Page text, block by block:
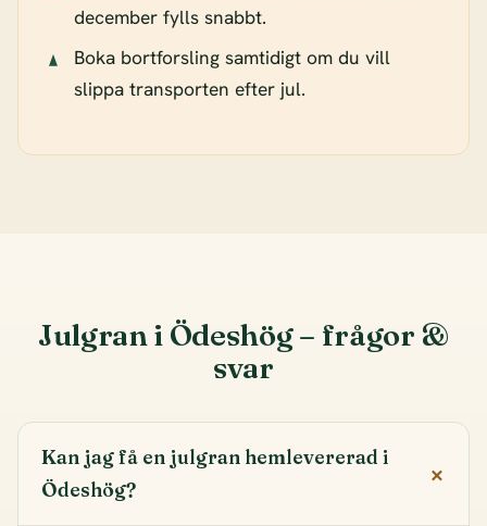
december fylls snabbt.
Boka bortforsling samtidigt om du vill
slippa transporten efter jul.
Julgran i Ödeshög – frågor &
svar
Kan jag få en julgran hemlevererad i
Ödeshög?